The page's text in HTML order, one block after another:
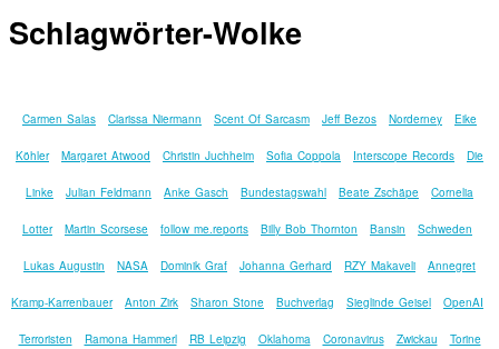
Schlagwörter-Wolke
Carmen Salas Clarissa Niermann Scent Of Sarcasm Jeff Bezos Norderney Eike
Köhler Margaret Atwood Christin Juchheim Sofia Coppola Interscope Records Die
Linke Julian Feldmann Anke Gasch Bundestagswahl Beate Zschäpe Cornelia
Lotter Martin Scorsese follow me.reports Billy Bob Thornton Bansin Schweden
Lukas Augustin NASA Dominik Graf Johanna Gerhard RZY Makaveli Annegret
Kramp-Karrenbauer Anton Zirk Sharon Stone Buchverlag Sieglinde Geisel OpenAI
Terroristen Ramona Hammerl RB Leipzig Oklahoma Coronavirus Zwickau Torine